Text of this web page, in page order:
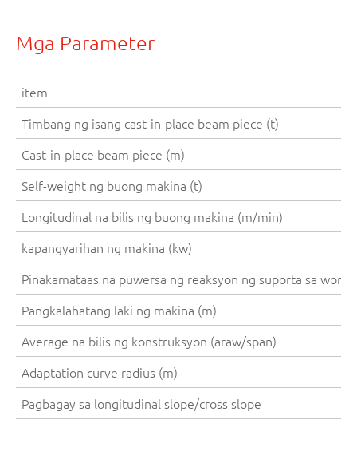
Mga Parameter
item
Timbang ng isang cast-in-place beam piece (t)
Cast-in-place beam piece (m)
Self-weight ng buong makina (t)
Longitudinal na bilis ng buong makina (m/min)
kapangyarihan ng makina (kw)
Pinakamataas na puwersa ng reaksyon ng suporta sa
Pangkalahatang laki ng makina (m)
Average na bilis ng konstruksyon (araw/span)
Adaptation curve radius (m)
Pagbagay sa longitudinal slope/cross slope